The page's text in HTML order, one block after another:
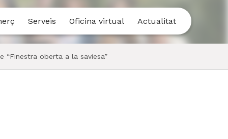
Serveis Oficina virtual Actualitat
“Finestra oberta a la saviesa”